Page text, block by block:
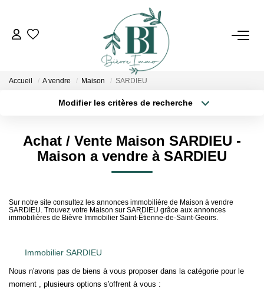
ACHETER
L'AGENCE
Nos Services
Accueil A vendre Maison SARDIEU
Modifier les critères de recherche
Surface min Budget max
Achat / Vente Maison SARDIEU -
Maison a vendre à SARDIEU
Sur notre site consultez les annonces immobilière de Maison à vendre
SARDIEU. Trouvez votre Maison sur SARDIEU grâce aux annonces
immobilières de Bièvre Immobilier Saint-Étienne-de-Saint-Geoirs.
Immobilier SARDIEU
Nous n'avons pas de biens à vous proposer dans la catégorie pour le
moment , plusieurs options s'offrent à vous :